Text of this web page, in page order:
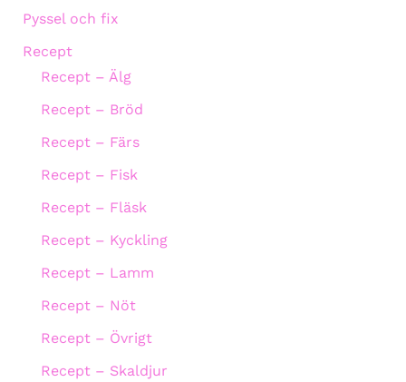
Pyssel och fix
Recept
Recept – Älg
Recept – Bröd
Recept – Färs
Recept – Fisk
Recept – Fläsk
Recept – Kyckling
Recept – Lamm
Recept – Nöt
Recept – Övrigt
Recept – Skaldjur